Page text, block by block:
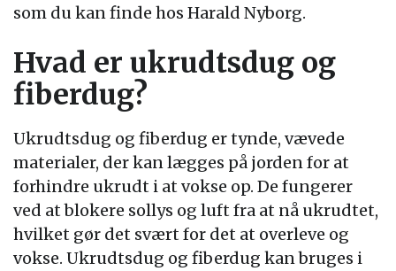
som du kan finde hos Harald Nyborg.
Hvad er ukrudtsdug og
fiberdug?
Ukrudtsdug og fiberdug er tynde, vævede
materialer, der kan lægges på jorden for at
forhindre ukrudt i at vokse op. De fungerer
ved at blokere sollys og luft fra at nå ukrudtet,
hvilket gør det svært for det at overleve og
vokse. Ukrudtsdug og fiberdug kan bruges i